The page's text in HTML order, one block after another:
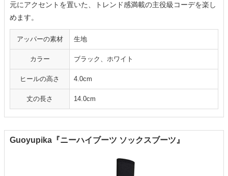
元にアクセントを置いた、トレンド感満載の主役級コーデを楽し
めます。
アッパーの素材 生地
カラー ブラック、ホワイト
ヒールの高さ 4.0cm
丈の長さ 14.0cm
Guoyupika『ニーハイブーツ ソックスブーツ』